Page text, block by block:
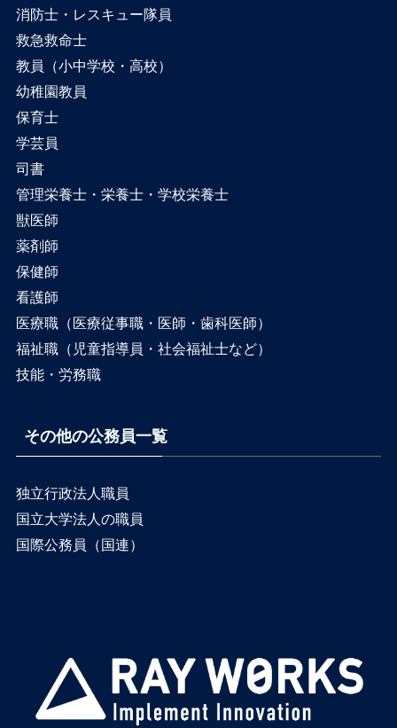
消防士・レスキュー隊員
救急救命士
教員（小中学校・高校）
幼稚園教員
保育士
学芸員
司書
管理栄養士・栄養士・学校栄養士
獣医師
薬剤師
保健師
看護師
医療職（医療従事職・医師・歯科医師）
福祉職（児童指導員・社会福祉士など）
技能・労務職
その他の公務員一覧
独立行政法人職員
国立大学法人の職員
国際公務員（国連）